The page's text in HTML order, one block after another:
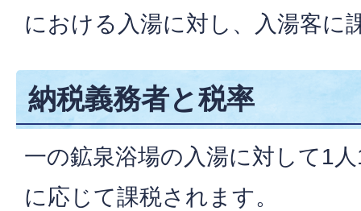
における入湯に対し、入湯客に
納税義務者と税率
一の鉱泉浴場の入湯に対して1
に応じて課税されます。